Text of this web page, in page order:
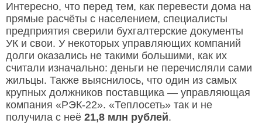
Интересно, что перед тем, как перевести дома на
прямые расчёты с населением, специалисты
предприятия сверили бухгалтерские документы
УК и свои. У некоторых управляющих компаний
долги оказались не такими большими, как их
считали изначально: деньги не перечисляли сами
жильцы. Также выяснилось, что один из самых
крупных должников поставщика — управляющая
компания «РЭК-22». «Теплосеть» так и не
получила с неё 21,8 млн рублей.